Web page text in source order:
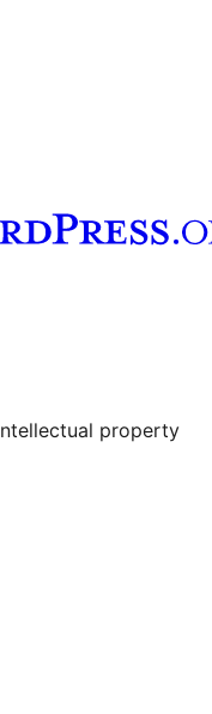
account
property